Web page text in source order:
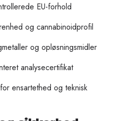
EU-forhold
og cannabinoidprofil
og opløsningsmidler
analysecertifikat
ensartethed og teknisk